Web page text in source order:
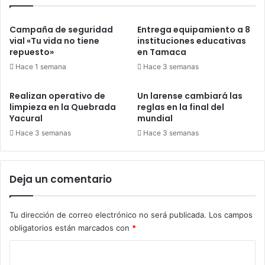
Campaña de seguridad
vial «Tu vida no tiene
repuesto»
Hace 1 semana
Entrega equipamiento a 8
instituciones educativas
en Tamaca
Hace 3 semanas
Realizan operativo de
limpieza en la Quebrada
Yacural
Hace 3 semanas
Un larense cambiará las
reglas en la final del
mundial
Hace 3 semanas
Deja un comentario
Tu dirección de correo electrónico no será publicada. Los campos
obligatorios están marcados con *